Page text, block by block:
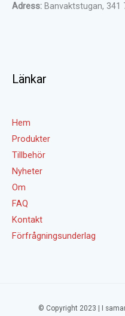
Adress: Banvaktstugan, 341
Länkar
Hem
Produkter
Tillbehör
Nyheter
Om
FAQ
Kontakt
Förfrågningsunderlag
© Copyright 2023 | I